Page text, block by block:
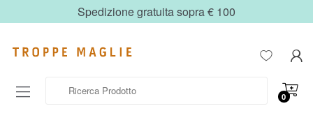
Spedizione gratuita sopra € 100
0